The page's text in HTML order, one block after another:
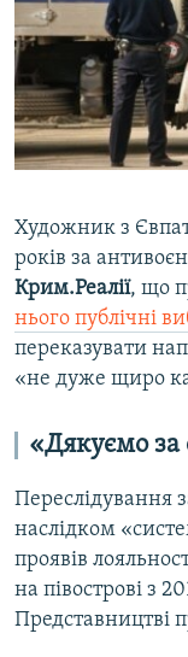
Художник з
років за
Крим.Реалії, що
нього публічні
переказувати
«не дуже щиро
«Дякуємо за
Переслідування
наслідком
проявів
на півострові з
Представництві